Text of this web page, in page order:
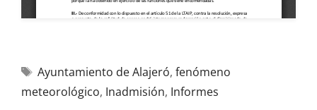
Ayuntamiento de Alajeró, fenómeno
meteorológico, Inadmisión, Informes